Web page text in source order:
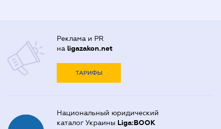
Реклама и PR
на ligazakon.net
ТАРИФЫ
Национальный юридический
каталог Украины Liga:BOOK